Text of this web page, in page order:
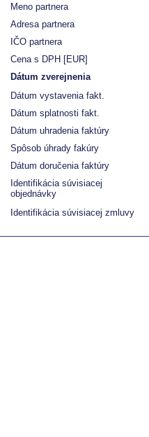
Meno partnera
Adresa partnera
IČO partnera
Cena s DPH [EUR]
Dátum zverejnenia
Dátum vystavenia fakt.
Dátum splatnosti fakt.
Dátum uhradenia faktúry
Spôsob úhrady fakúry
Dátum doručenia faktúry
Identifikácia súvisiacej
objednávky
Identifikácia súvisiacej zmluvy